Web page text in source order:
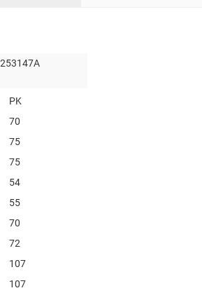
PK
70
75
75
54
55
70
72
107
107